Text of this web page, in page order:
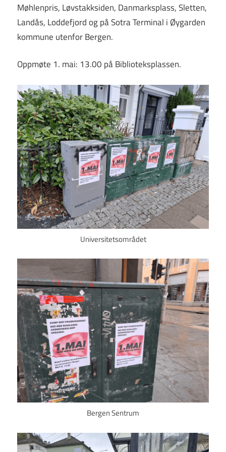
Møhlenpris, Løvstakksiden, Danmarksplass, Sletten,
Landås, Loddefjord og på Sotra Terminal i Øygarden
kommune utenfor Bergen.
Oppmøte 1. mai: 13.00 på Biblioteksplassen.
Universitetsområdet
Bergen Sentrum